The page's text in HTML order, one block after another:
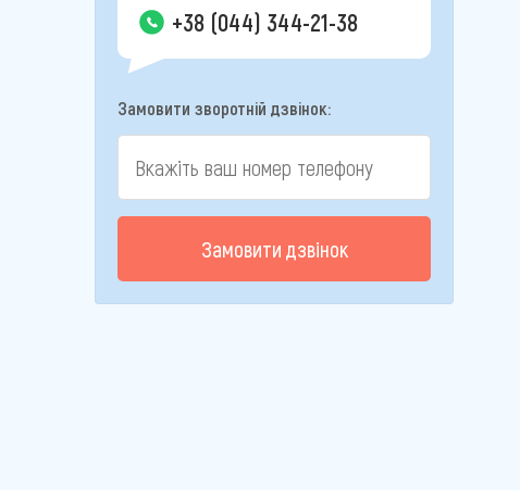
+38 (044) 344-21-38
Замовити зворотній дзвінок:
Замовити дзвінок